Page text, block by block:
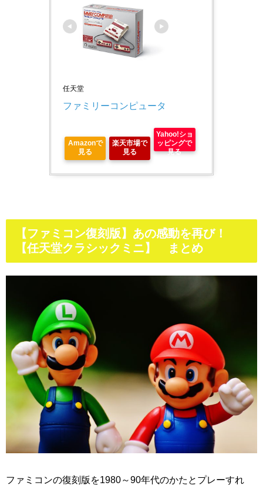
任天堂
ファミリーコンピュータ
Amazonで
見る
楽天市場で
見る
Yahoo!ショ
ッピングで
見る
【ファミコン復刻版】あの感動を再び！
【任天堂クラシックミニ】 まとめ
ファミコンの復刻版を1980～90年代のかたとプレーすれ